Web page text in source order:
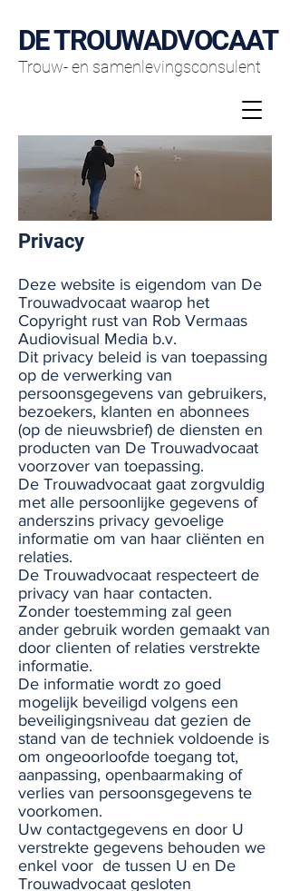
DE TROUWADVOCAAT
Trouw- en samenlevingsconsulent
Privacy
Deze website is eigendom van De
Trouwadvocaat waarop het
Copyright rust van Rob Vermaas
Audiovisual Media b.v.
Dit privacy beleid is van toepassing
op de verwerking van
persoonsgegevens van gebruikers,
bezoekers, klanten en abonnees
(op de nieuwsbrief) de diensten en
producten van De Trouwadvocaat
voorzover van toepassing.
De Trouwadvocaat gaat zorgvuldig
met alle persoonlijke gegevens of
anderszins privacy gevoelige
informatie om van haar cliënten en
relaties.
De Trouwadvocaat respecteert de
privacy van haar contacten.
Zonder toestemming zal geen
ander gebruik worden gemaakt van
door clienten of relaties verstrekte
informatie.
De informatie wordt zo goed
mogelijk beveiligd volgens een
beveiligingsniveau dat gezien de
stand van de techniek voldoende is
om ongeoorloofde toegang tot,
aanpassing, openbaarmaking of
verlies van persoonsgegevens te
voorkomen.
Uw contactgegevens en door U
verstrekte gegevens behouden we
enkel voor de tussen U en De
Trouwadvocaat gesloten